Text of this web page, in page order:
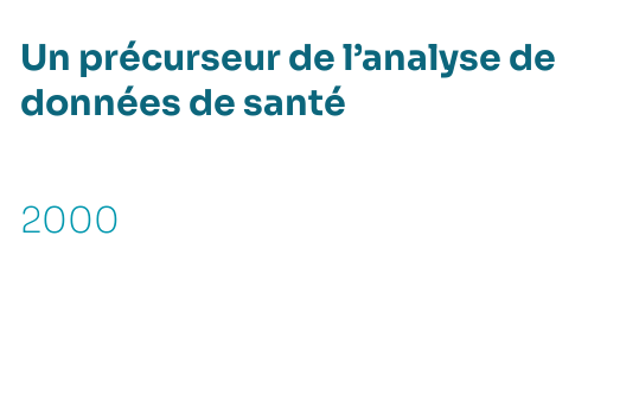
Un précurseur de l’analyse de
données de santé
2000